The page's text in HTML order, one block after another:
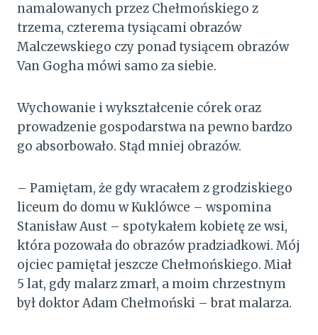
namalowanych przez Chełmońskiego z
trzema, czterema tysiącami obrazów
Malczewskiego czy ponad tysiącem obrazów
Van Gogha mówi samo za siebie.
Wychowanie i wykształcenie córek oraz
prowadzenie gospodarstwa na pewno bardzo
go absorbowało. Stąd mniej obrazów.
– Pamiętam, że gdy wracałem z grodziskiego
liceum do domu w Kuklówce – wspomina
Stanisław Aust – spotykałem kobietę ze wsi,
która pozowała do obrazów pradziadkowi. Mój
ojciec pamiętał jeszcze Chełmońskiego. Miał
5 lat, gdy malarz zmarł, a moim chrzestnym
był doktor Adam Chełmoński – brat malarza.